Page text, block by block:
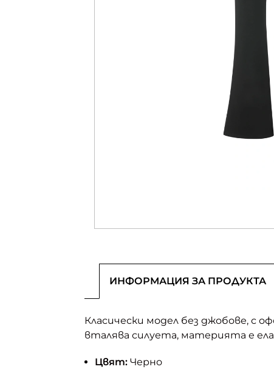
ИНФОРМАЦИЯ ЗА ПРОДУКТА
Класически модел без джобове, с
вталява силуета, материята е
Цвят: Черно